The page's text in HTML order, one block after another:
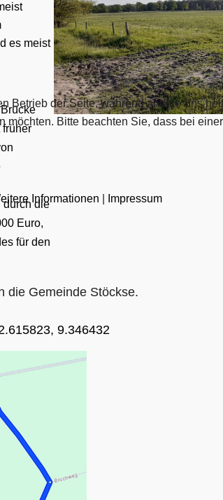
es meist
durch die
Euro,
für den
die Gemeinde Stöckse.
9.346432
der Seite, während andere uns
Bitte beachten Sie, dass bei
Informationen
Impressum